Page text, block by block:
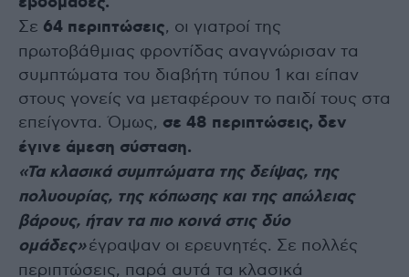
Σε 64 περιπτώσεις, οι γιατροί της
πρωτοβάθμιας φροντίδας αναγνώρισαν τα
συμπτώματα του διαβήτη τύπου 1 και είπαν
στους γονείς να μεταφέρουν το παιδί τους στα
επείγοντα. Όμως, σε 48 περιπτώσεις, δεν
έγινε άμεση σύσταση.
«Τα κλασικά συμπτώματα της δείψας, της
πολυουρίας, της κόπωσης και της απώλειας
βάρους, ήταν τα πιο κοινά στις δύο
ομάδες»έγραψαν οι ερευνητές. Σε πολλές
περιπτώσεις, παρά αυτά τα κλασικά